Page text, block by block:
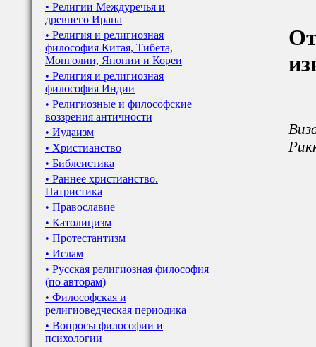
• Религии Междуречья и
древнего Ирана
• Религия и религиозная
философия Китая, Тибета,
Монголии, Японии и Кореи
• Религия и религиозная
философия Индии
• Религиозные и философские
воззрения античности
• Иудаизм
• Христианство
• Библеистика
• Раннее христианство.
Патристика
• Православие
• Католицизм
• Протестантизм
• Ислам
• Русская религиозная философия
(по авторам)
• Философская и
религиоведческая периодика
• Вопросы философии и
психологии